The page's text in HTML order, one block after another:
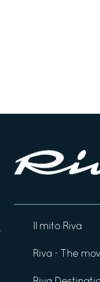
Il mito Riva
Riva - The